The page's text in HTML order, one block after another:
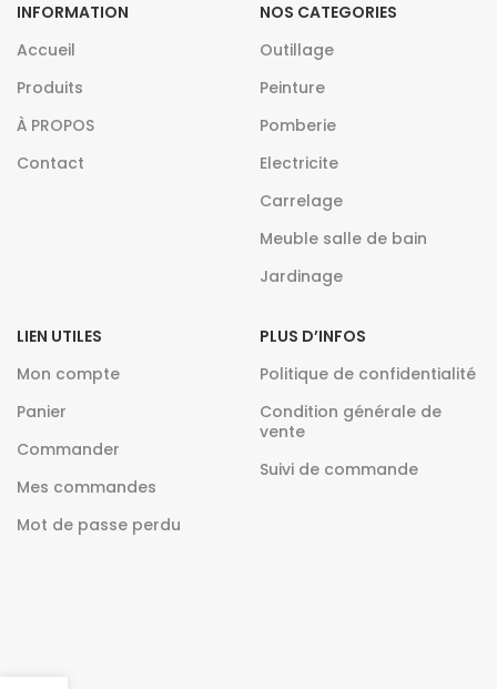
INFORMATION
Accueil
Produits
À PROPOS
Contact
NOS CATEGORIES
Outillage
Peinture
Pomberie
Electricite
Carrelage
Meuble salle de bain
Jardinage
LIEN UTILES
Mon compte
Panier
Commander
Mes commandes
Mot de passe perdu
PLUS D’INFOS
Politique de confidentialité
Condition générale de
vente
Suivi de commande